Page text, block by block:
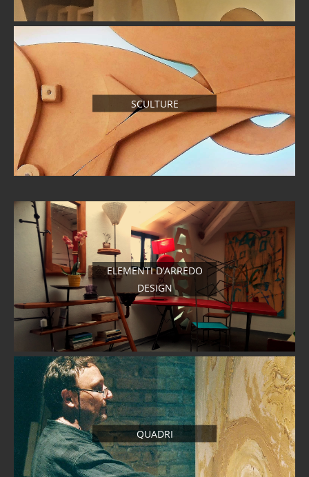
SCULTURE
ELEMENTI D’ARREDO
DESIGN
QUADRI